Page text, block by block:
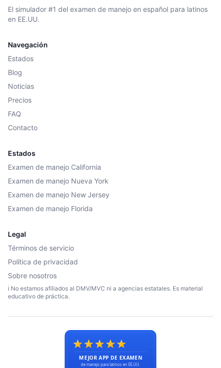
El simulador #1 del examen de manejo en español para latinos
en EE.UU.
Navegación
Estados
Blog
Noticias
Precios
FAQ
Contacto
Estados
Examen de manejo California
Examen de manejo Nueva York
Examen de manejo New Jersey
Examen de manejo Florida
Legal
Términos de servicio
Política de privacidad
Sobre nosotros
ℹ️ No estamos afiliados al DMV/MVC ni a agencias estatales. Es material
educativo de práctica.